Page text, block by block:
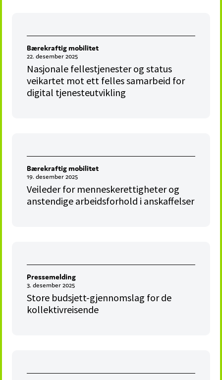
Bærekraftig mobilitet
22. desember 2025
Nasjonale fellestjenester og status
veikartet mot ett felles samarbeid for
digital tjenesteutvikling
Bærekraftig mobilitet
19. desember 2025
Veileder for menneskerettigheter og
anstendige arbeidsforhold i anskaffelser
Pressemelding
3. desember 2025
Store budsjett-gjennomslag for de
kollektivreisende